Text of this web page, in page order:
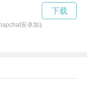
安卓加速器
下载